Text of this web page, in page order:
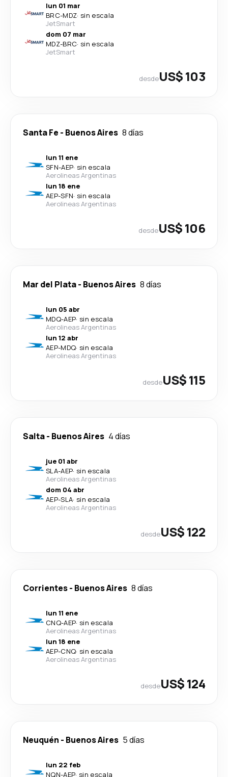
lun 01 mar
BRC-MDZ· sin escala
JetSmart
dom 07 mar
MDZ-BRC· sin escala
JetSmart
desdeUS$ 103
Santa Fe - Buenos Aires 8 días
lun 11 ene
SFN-AEP· sin escala
Aerolineas Argentinas
lun 18 ene
AEP-SFN· sin escala
Aerolineas Argentinas
desdeUS$ 106
Mar del Plata- Buenos Aires 8 días
lun 05 abr
MDQ-AEP· sin escala
Aerolineas Argentinas
lun 12 abr
AEP-MDQ· sin escala
Aerolineas Argentinas
desdeUS$ 115
Salta- Buenos Aires 4 días
jue 01 abr
SLA-AEP· sin escala
Aerolineas Argentinas
dom 04 abr
AEP-SLA· sin escala
Aerolineas Argentinas
desdeUS$ 122
Corrientes- Buenos Aires 8 días
lun 11 ene
CNQ-AEP· sin escala
Aerolineas Argentinas
lun 18 ene
AEP-CNQ· sin escala
Aerolineas Argentinas
desdeUS$ 124
Neuquén - Buenos Aires 5 días
lun 22 feb
NQN-AEP· sin escala